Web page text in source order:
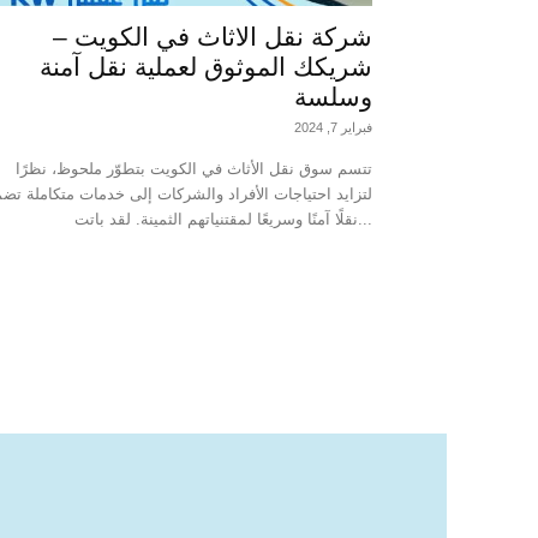
شركة نقل الاثاث في الكويت –
شريكك الموثوق لعملية نقل آمنة
وسلسة
فبراير 7, 2024
تتسم سوق نقل الأثاث في الكويت بتطوّر ملحوظ، نظرًا
لتزايد احتياجات الأفراد والشركات إلى خدمات متكاملة
نقلًا آمنًا وسريعًا لمقتنياتهم الثمينة. لقد باتت...